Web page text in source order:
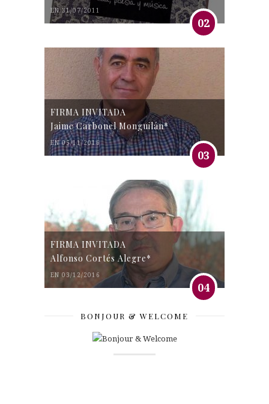
EN 31/07/2011
02
FIRMA INVITADA
Jaime Carbonel Monguilán*
EN 05/11/2016
03
FIRMA INVITADA
Alfonso Cortés Alegre*
EN 03/12/2016
04
BONJOUR & WELCOME